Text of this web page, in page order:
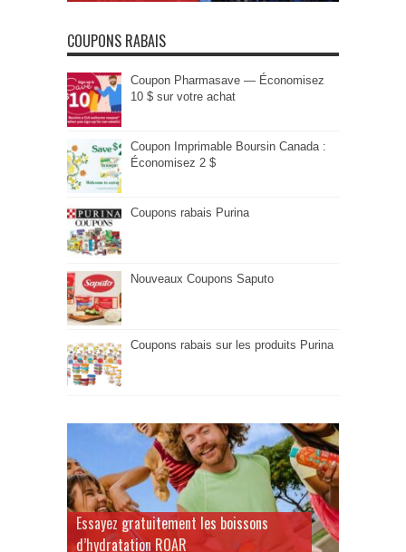
COUPONS RABAIS
Coupon Pharmasave — Économisez
10 $ sur votre achat
Coupon Imprimable Boursin Canada :
Économisez 2 $
Coupons rabais Purina
Nouveaux Coupons Saputo
Coupons rabais sur les produits Purina
Essayez gratuitement les boissons
d’hydratation ROAR